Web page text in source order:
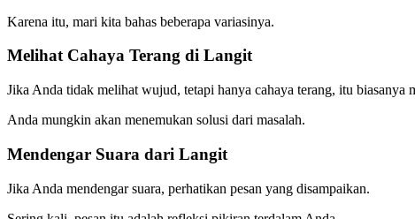
Karena itu, mari kita bahas beberapa variasinya.
Melihat Cahaya Terang di Langit
Jika Anda tidak melihat wujud, tetapi hanya cahaya terang, itu biasanya
Anda mungkin akan menemukan solusi dari masalah.
Mendengar Suara dari Langit
Jika Anda mendengar suara, perhatikan pesan yang disampaikan.